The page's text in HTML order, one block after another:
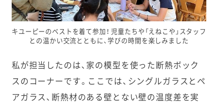
キユーピーのベストを着て参加！ 児童たちや「えねこや」スタッフ
との温かい交流とともに、学びの時間を楽しみました
私が担当したのは、家の模型を使った断熱ボック
スのコーナーです。ここでは、シングルガラスとペ
アガラス、断熱材のある壁とない壁の温度差を実